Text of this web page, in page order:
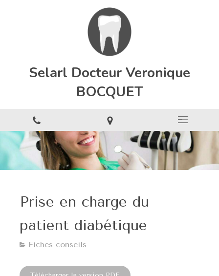
Selarl Docteur Veronique
BOCQUET
Prise en charge du
patient diabétique
Fiches conseils